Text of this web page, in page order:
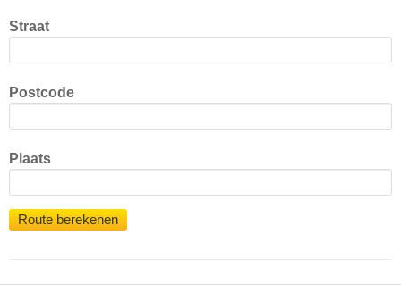
Straat
Postcode
Plaats
Route berekenen